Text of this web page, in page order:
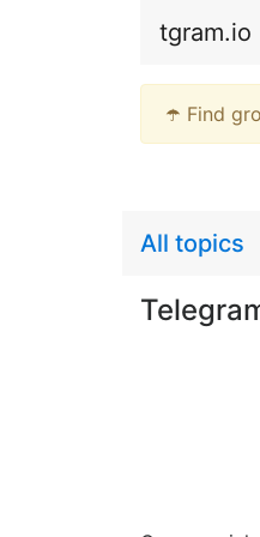
tgram.io
☂️ Find
All topics